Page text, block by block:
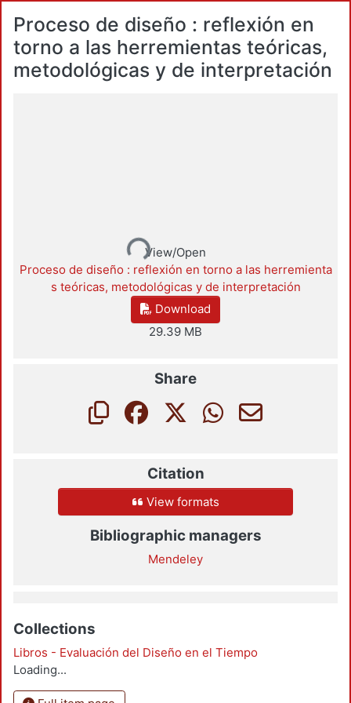
Proceso de diseño : reflexión en
torno a las herremientas teóricas,
metodológicas y de interpretación
Loading...View/Open
Proceso de diseño : reflexión en torno a las herremienta
s teóricas, metodológicas y de interpretación
Download
29.39 MB
Share
Citation
View formats
Bibliographic managers
Mendeley
Collections
Libros - Evaluación del Diseño en el Tiempo
Loading...